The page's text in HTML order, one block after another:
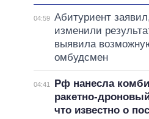
04:59 Абитуриент
изменили
выявила
омбудсмен
04:41
Рф нанесла
ракетно-
что известно о